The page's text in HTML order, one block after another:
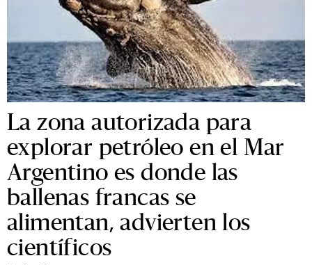
La zona autorizada para
explorar petróleo en el Mar
Argentino es donde las
ballenas francas se
alimentan, advierten los
científicos